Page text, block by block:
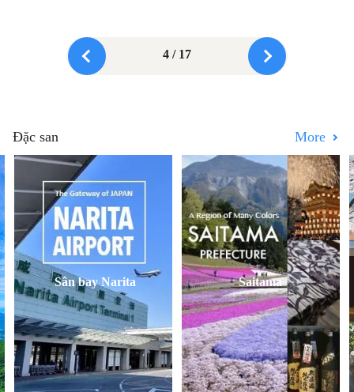
4 / 17
Đặc san More
Sân bay Narita Saitama